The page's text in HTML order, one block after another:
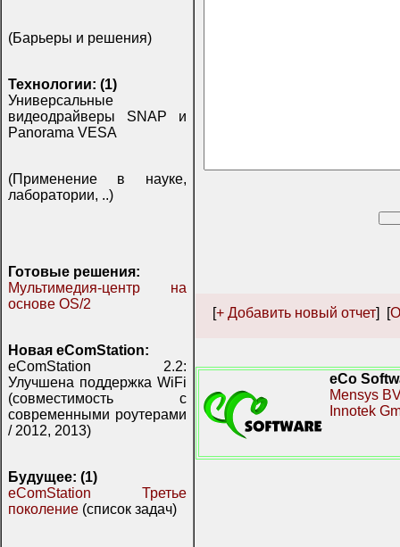
(Барьеры и решения)
Технологии: (1)
Универсальные
видеодрайверы SNAP и
Panorama VESA
(Применение в науке,
лаборатории, ..)
Готовые решения:
Мультимедия-центр на
основе OS/2
Новая eComStation:
eComStation 2.2:
Улучшена поддержка WiFi
(совместимость с
современными роутерами
/ 2012, 2013)
Будущее: (1)
eComStation Третье
поколение (список задач)
[+ Добавить новый отчет] [
eCo
Mensys BV
Innotek